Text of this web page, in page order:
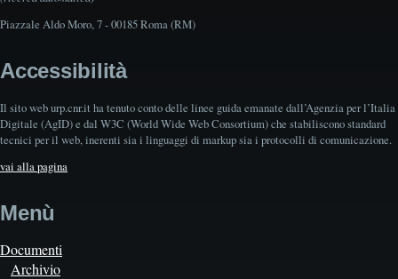
Piazzale Aldo Moro, 7 - 00185 Roma (RM)
Accessibilità
Il sito web urp.cnr.it ha tenuto conto delle linee guida emanate dall’Agenzia per l’Italia
Digitale (AgID) e dal W3C (World Wide Web Consortium) che stabiliscono standard
tecnici per il web, inerenti sia i linguaggi di markup sia i protocolli di comunicazione.
vai alla pagina
Menù
Documenti
Archivio